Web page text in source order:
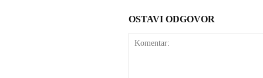
OSTAVI ODGOVOR